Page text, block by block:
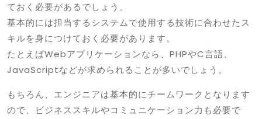
ておく必要があるでしょう。
基本的には担当するシステムで使用する技術に合わせたス
キルを身につけておく必要があります。
たとえばWebアプリケーションなら、PHPやC言語、
JavaScriptなどが求められることが多いでしょう。
もちろん、エンジニアは基本的にチームワークとなります
ので、ビジネススキルやコミュニケーション力も必要で